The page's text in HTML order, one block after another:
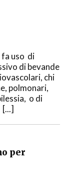
fa uso di
di bevande
chi
polmonari,
o di
per